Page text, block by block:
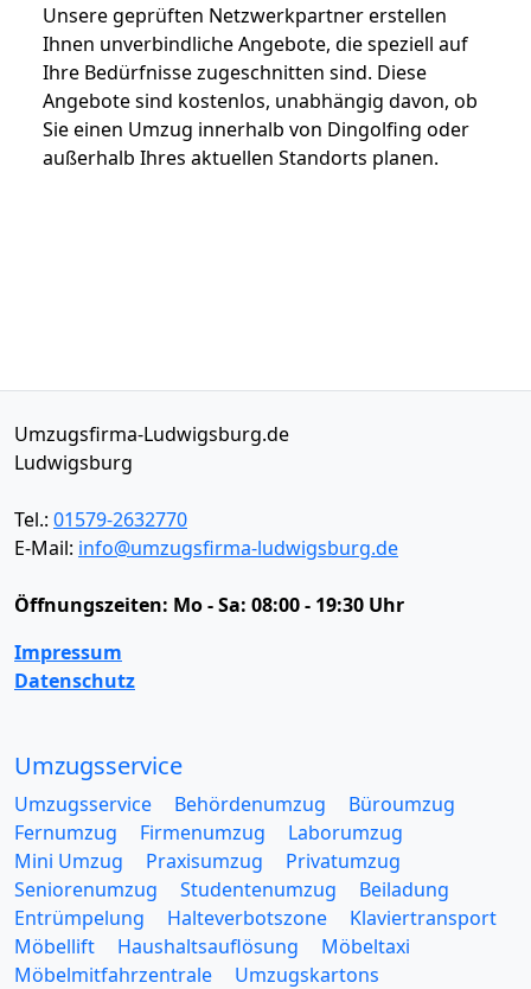
Unsere geprüften Netzwerkpartner erstellen
Ihnen unverbindliche Angebote, die speziell auf
Ihre Bedürfnisse zugeschnitten sind. Diese
Angebote sind kostenlos, unabhängig davon, ob
Sie einen Umzug innerhalb von Dingolfing oder
außerhalb Ihres aktuellen Standorts planen.
Umzugsfirma-Ludwigsburg.de
Ludwigsburg
Tel.: 01579-2632770
E-Mail: info@umzugsfirma-ludwigsburg.de
Öffnungszeiten: Mo - Sa: 08:00 - 19:30 Uhr
Impressum
Datenschutz
Umzugsservice
Umzugsservice Behördenumzug
Büroumzug
Fernumzug
Firmenumzug
Laborumzug
Mini Umzug
Praxisumzug
Privatumzug
Seniorenumzug
Studentenumzug
Beiladung
Entrümpelung
Halteverbotszone
Klaviertransport
Möbellift
Haushaltsauflösung
Möbeltaxi
Möbelmitfahrzentrale
Umzugskartons